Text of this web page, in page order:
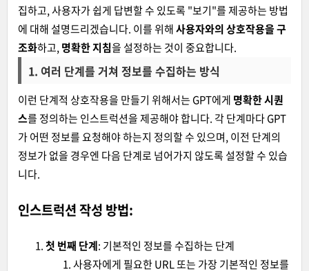
집하고, 사용자가 쉽게 답변할 수 있도록 "보기"를 제공하는 방법
에 대해 설명드리겠습니다. 이를 위해사용자와의 상호작용을 구
조화하고,명확한 지침을 설정하는 것이 중요합니다.
1. 여러 단계를 거쳐 정보를 수집하는 방식
이런 단계적 상호작용을 만들기 위해서는 GPT에게 명확한 시퀀
스를 정의하는 인스트럭션을 제공해야 합니다. 각 단계마다 GPT
가 어떤 정보를 요청해야 하는지 정의할 수 있으며, 이전 단계의
정보가 없을 경우엔 다음 단계로 넘어가지 않도록 설정할 수 있습
니다.
인스트럭션 작성 방법:
첫 번째 단계: 기본적인 정보를 수집하는 단계
사용자에게 필요한 URL 또는 가장 기본적인 정보를